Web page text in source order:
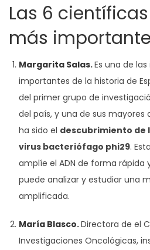
Las 6
más
Margarita Salas.Es una de
importantes de la historia de
del primer grupo de
del país, y una de sus
ha sido el descubrimiento de
virus bacteriófago phi29.
amplíe el ADN de forma rápida
puede analizar y estudiar una
amplificada.
María Blasco.Directora de el
Investigaciones Oncológicas,